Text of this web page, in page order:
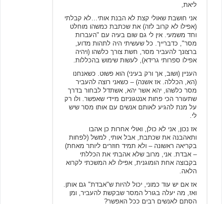
ליאת,
אני חושבת שאולי קצת לא הבנת אותי…לא קבלתי
(אפילו לא קרוב לזה) את שכתבת כמשהו מוחלט
וחד משמעי. אין לי גם שום בעיה עם "העברות
מסר", כדברייך. כל שעשיתי היה לתהות מדוע,
ברצונך להעביר מסר, חשת צורך כלשהו (ויהיה
אפילו ספרותי גרידא), לעשות שימוש בהכללות.
העניין (ושוב, אך ורק בעיני) הוא פשוט. כשאנחנו
(הא, הכללה. אז אשנה) – כשאני רוצה להעביר
מסר כלשהו, יהא אשר יהא, אשתדל לבחור בדרך
שתעורר הכי פחות אנטגוניזם מיידי שאפשר. ולו רק
על מנת להגיע לאותם אנשים עם אותו מסר שיש
לי.
אז נכון, אני לא כולן, ואולי אחרות כן אהבו
ותאהבנה את שכתבת, אבל אותי, למשל (לפחות
בקריאה ראשונה – ולא תמיד חוזרים ליותר מאחת)
– אבדת. אני, מרוב שלא אהבתי את הכללתי
בקבוצה אחת הומוגנית, אפילו לא המשכתי לקרוא
הלאה.
אז אם יש עוד כמוני, יכול להיות ש"אבדת" גם אותן.
ואז, מה יעלה בגורל המסר שבקשת להעביר, ומן
הסתם לאנשים רבים ככל האפשר?